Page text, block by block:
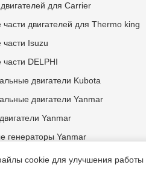
для Carrier
двигателей для Thermo king
Isuzu
DELPHI
двигатели Kubota
двигатели Yanmar
Yanmar
генераторы Yanmar
cookie для улучшения работы